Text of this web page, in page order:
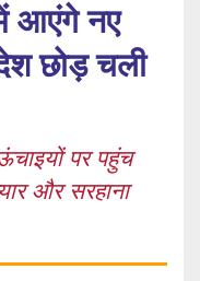
आएंगे नए
छोड़ चली
पर पहुंच
और सरहाना